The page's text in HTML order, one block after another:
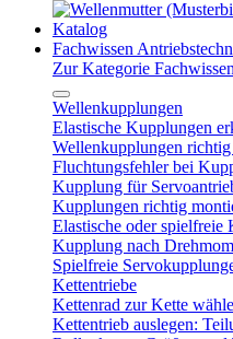
Katalog
Fachwissen
Zur Kategorie
Wellenkupplungen
Elastische Kupplungen
Wellenkupplungen
Fluchtungsfehler bei
Kupplung für
Kupplungen richtig
Elastische oder
Kupplung nach
Spielfreie
Kettentriebe
Kettenrad zur Kette
Kettentrieb auslegen: